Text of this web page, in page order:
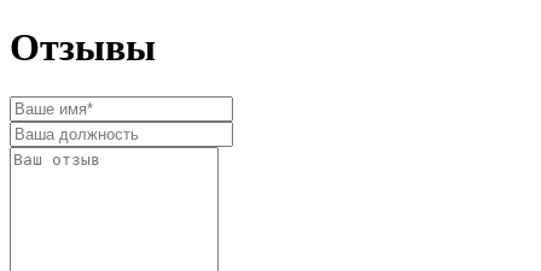
Отзывы